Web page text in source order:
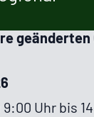
9:00 Uhr bis